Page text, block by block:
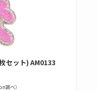
セット) AM0133
調べ）